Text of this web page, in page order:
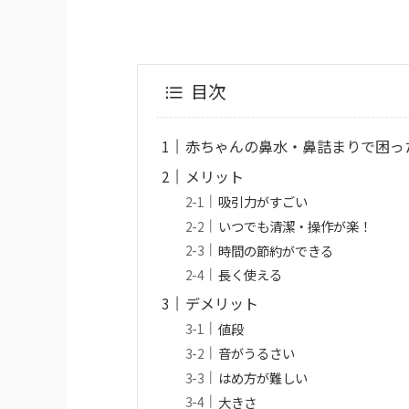
目次
赤ちゃんの鼻水・鼻詰まりで困っ
メリット
吸引力がすごい
いつでも清潔・操作が楽！
時間の節約ができる
長く使える
デメリット
値段
音がうるさい
はめ方が難しい
大きさ